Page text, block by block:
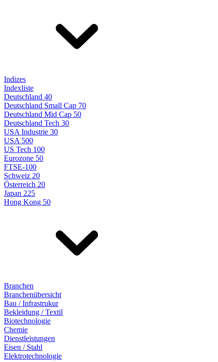
Indizes
Indexliste
Deutschland 40
Deutschland Small Cap 70
Deutschland Mid Cap 50
Deutschland Tech 30
USA Industrie 30
USA 500
US Tech 100
Eurozone 50
FTSE-100
Schweiz 20
Österreich 20
Japan 225
Hong Kong 50
Branchen
Branchenübersicht
Bau / Infrastrukur
Bekleidung / Textil
Biotechnologie
Chemie
Dienstleistungen
Eisen / Stahl
Elektrotechnologie